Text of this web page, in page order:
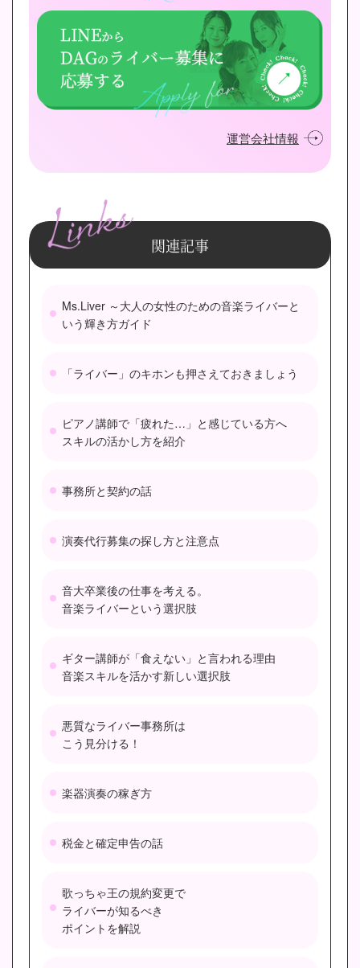
運営会社情報
関連記事
Ms.Liver ～大人の女性のための音楽ライバーと
いう輝き方ガイド
「ライバー」のキホンも押さえておきましょう
ピアノ講師で「疲れた…」と感じている方へ
スキルの活かし方を紹介
事務所と契約の話
演奏代行募集の探し方と注意点
音大卒業後の仕事を考える。
音楽ライバーという選択肢
ギター講師が「食えない」と言われる理由
音楽スキルを活かす新しい選択肢
悪質なライバー事務所は
こう見分ける！
楽器演奏の稼ぎ方
税金と確定申告の話
歌っちゃ王の規約変更で
ライバーが知るべき
ポイントを解説